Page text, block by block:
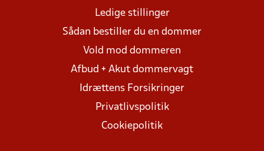
Ledige stillinger
Sådan bestiller du en dommer
Vold mod dommeren
Afbud + Akut dommervagt
Idrættens Forsikringer
Privatlivspolitik
Cookiepolitik